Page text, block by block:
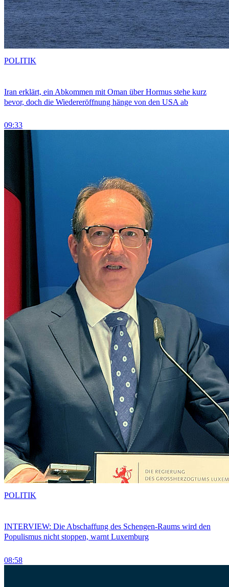
Iran erklärt, ein Abkommen mit Oman über Hormus stehe kurz
bevor, doch die Wiedereröffnung hänge von den USA ab
09:33
POLITIK
INTERVIEW: Die Abschaffung des Schengen-Raums wird den
Populismus nicht stoppen, warnt Luxemburg
08:58
POLITIK